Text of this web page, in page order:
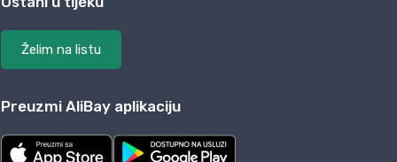
Želim na listu
Preuzmi AliBay aplikaciju